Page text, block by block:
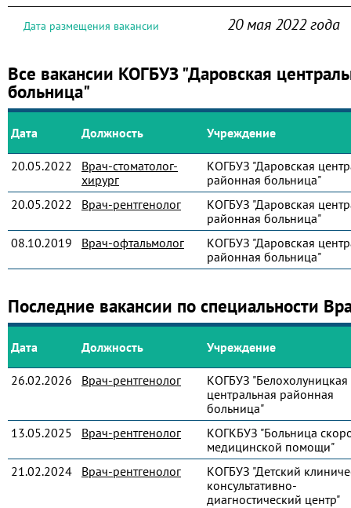
Дата размещения вакансии 20 мая 2022 года
Все вакансии КОГБУЗ "Даровская
больница"
Дата Должность Учреждение
20.05.2022
Врач-стоматолог-
хирург
КОГБУЗ "Даровская
районная больница"
20.05.2022
Врач-рентгенолог
КОГБУЗ "Даровская
районная больница"
08.10.2019
Врач-офтальмолог
КОГБУЗ "Даровская
районная больница"
Последние вакансии по специальности
Дата Должность Учреждение
26.02.2026 Врач-рентгенолог
КОГБУЗ "Белохолуницкая
центральная районная
больница"
13.05.2025
Врач-рентгенолог
КОГКБУЗ "Больница
медицинской помощи"
21.02.2024
Врач-рентгенолог
КОГБУЗ "Детский
консультативно-
диагностический центр"